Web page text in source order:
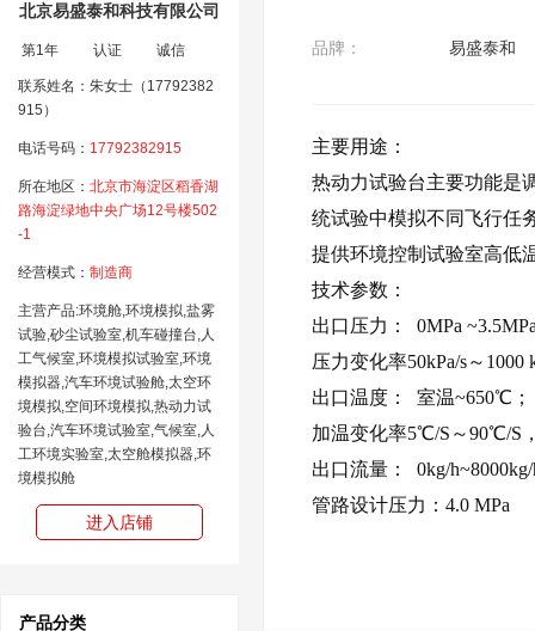
北京易盛泰和科技有限公司
第1年 认证 诚信
联系姓名：朱女士（17792382
915）
电话号码： 17792382915
所在地区： 北京市海淀区稻香湖
路海淀绿地中央广场12号楼502
-1
经营模式： 制造商
主营产品:环境舱,环境模拟,盐雾
试验,砂尘试验室,机车碰撞台,人
工气候室,环境模拟试验室,环境
模拟器,汽车环境试验舱,太空环
境模拟,空间环境模拟,热动力试
验台,汽车环境试验室,气候室,人
工环境实验室,太空舱模拟器,环
境模拟舱
进入店铺
产品分类
品牌： 易盛泰和
主要用途：
热动力试验台主要功能是
统试验中模拟不同飞行任
提供环境控制试验室高低
技术参数 ：
出口压力：
0MPa ~3.5
压力变化率50kPa/s～ 1000
出口温度：
室温~650℃；
加温变化率5℃/S ～90℃/S
出口流量：
0kg/
管路设计压力： 4.0 MPa